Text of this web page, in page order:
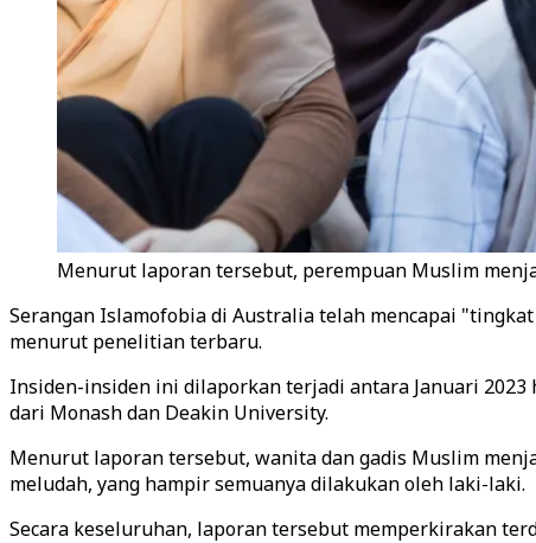
Menurut laporan tersebut, perempuan Muslim
Serangan Islamofobia di Australia telah mencapai
menurut penelitian terbaru.
Insiden-insiden ini dilaporkan terjadi antara Januari
dari Monash dan Deakin University.
Menurut laporan tersebut, wanita dan gadis Muslim
meludah, yang hampir semuanya dilakukan oleh laki-laki.
Secara keseluruhan, laporan tersebut memperkirakan